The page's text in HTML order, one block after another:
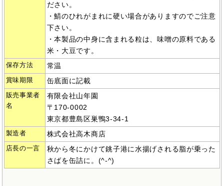
ださい。
・鯖のひれがまれに硬い場合がありますのでご注意
下さい。
・本製品の中身に含まれる粒は、味噌の原料である
米・大豆です。
保存方法 常温
賞味期限 缶底面に記載
販売事業者
名
有限会社山年園
〒170-0002
東京都豊島区巣鴨3-34-1
製造者 株式会社高木商店
店長の一言
秋から冬にかけて銚子港に水揚げされる脂が乗った
さばを缶詰に。(^-^)